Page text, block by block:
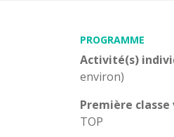
PROGRAMME
Activité(s)
environ)
Première
TOP